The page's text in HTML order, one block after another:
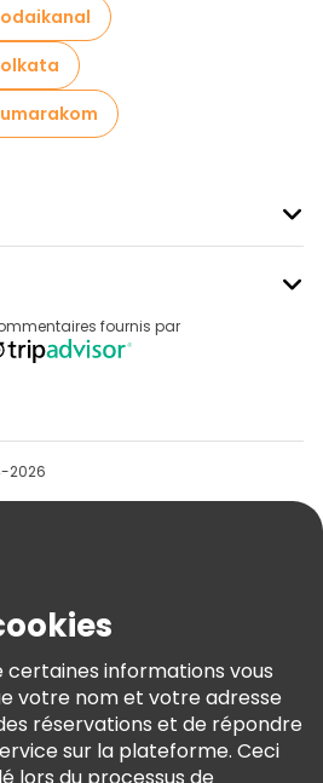
Mentions Légales
Cookies
fournis par
2026
certaines informations vous
votre nom et votre adresse
réservations et de répondre
sur la plateforme. Ceci